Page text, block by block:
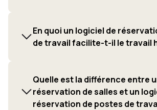
En quoi un logiciel de
de travail facilite-t-il le travail
Quelle est la différence entre
réservation de salles et un
réservation de postes de